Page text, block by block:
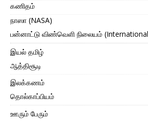
கணிதம்
நாஸா (NASA)
பன்னாட்டு விண்வெளி நிலையம் (International
இயல் தமிழ்
ஆத்திசூடி
இலக்கணம்
தொல்காப்பியம்
ஊரும் பேரும்